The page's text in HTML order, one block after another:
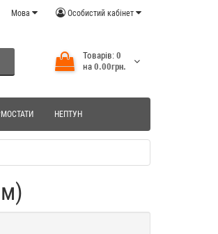
Особистий кабінет
Мова
Товарів: 0
на 0.00грн.
НЕПТУН